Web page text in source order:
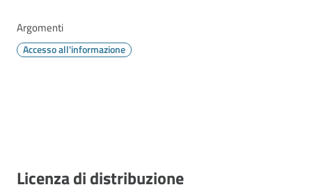
Seguici
su
Argomenti
Accesso all'informazione
Descrizione
Licenza di distribuzione